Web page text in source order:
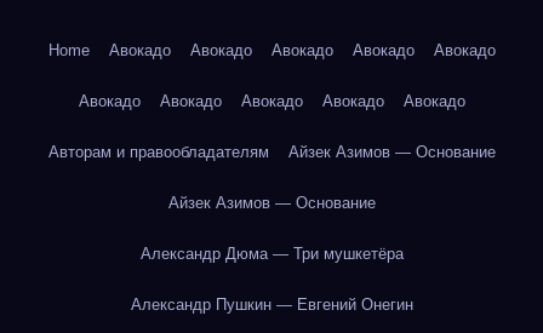
Home Авокадо Авокадо Авокадо Авокадо Авокадо
Авокадо Авокадо Авокадо Авокадо Авокадо
Авторам и правообладателям Айзек Азимов — Основание
Айзек Азимов — Основание
Александр Дюма — Три мушкетёра
Александр Пушкин — Евгений Онегин